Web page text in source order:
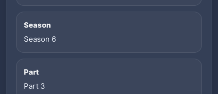
Season
Season 6
Part
Part 3